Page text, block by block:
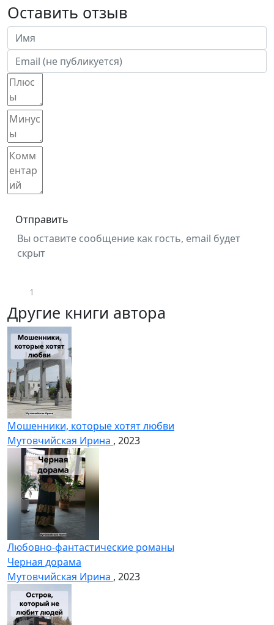
Оставить отзыв
Отправить
Вы оставите сообщение как гость, email будет
скрыт
1
Другие книги автора
Мошенники, которые хотят любви
Мутовчийская Ирина , 2023
Любовно-фантастические романы
Черная дорама
Мутовчийская Ирина , 2023